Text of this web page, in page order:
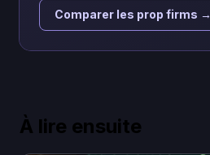
Comparer les prop firms →
À lire ensuite